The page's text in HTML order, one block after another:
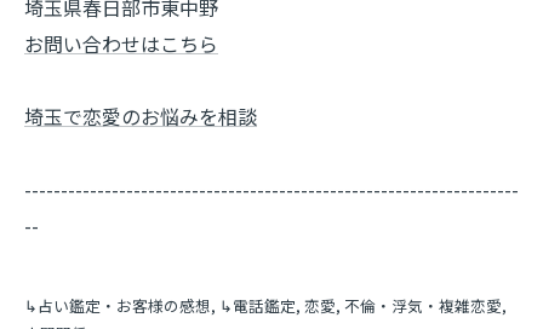
埼玉県春日部市東中野
お問い合わせはこちら
埼玉で恋愛のお悩みを相談
--------------------------------------------------------------------
--
↳占い鑑定・お客様の感想 ↳電話鑑定 恋愛 不倫・浮気・複雑恋愛